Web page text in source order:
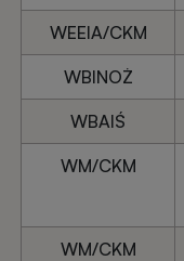
WEEIA/CKM
WBINOŻ
WBAIŚ
WM/CKM
WM/CKM